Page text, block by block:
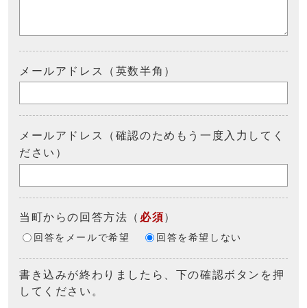
メールアドレス（英数半角）
メールアドレス（確認のためもう一度入力してく
ださい）
当町からの回答方法 （ 必須）
回答をメールで希望 回答を希望しない
書き込みが終わりましたら、下の確認ボタンを押
してください。